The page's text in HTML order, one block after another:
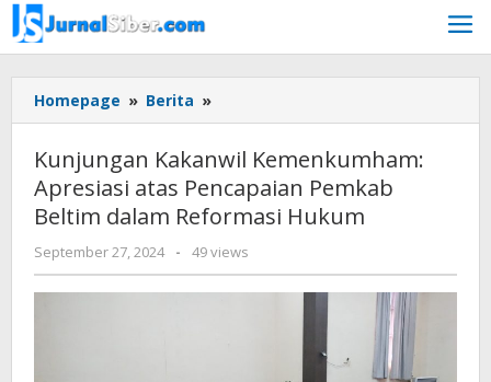
Skip
to
content
Homepage » Berita »
Kakanwil
Apresiasi
atas
Pencapaian
Beltim
dalam
Kunjungan Kakanwil Kemenkumham:
Apresiasi atas Pencapaian Pemkab
Beltim dalam Reformasi Hukum
September 27, 2024
by
Jurnalsiber
- 49 views